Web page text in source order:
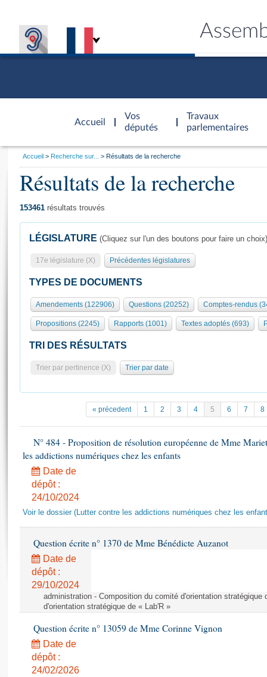
Accueil
d'accueil
Vos
députés
Travaux
parlementaires
Présidence
577 députés
Groupes politiques
Séance publique
Commissions et autres organes
Europe et International
Pétitions
Projets de loi
Propositions de loi
Amendements
Textes adoptés
Rapports législatifs
Rapports sur l'application des lois
Baromètre de l’application des lois
Dossiers législatifs
Budget et sécurité sociale
Questions écrites et orales
Comptes rendus des débats
Général
Rôle et pouvoirs de l'Assemblée
Organisation de l'Assemblée
Présidence Conférence des Présidents Bureau Collège des
Statistiques et chiffres clés
Documents de référence
( Constitution | Règlement de l'Assemblée ... )
Juniors
Anciennes législatures
Liens vers les sites publics
Visiter l'Assemblée
Visite virtuelle du palais Bourbon
Assister à une séance
La Bibliothèque
Contacts et plan d'accès
Photos libres de droit
Vous
Accueil Recherche sur... Résultats de la recherche
Résultats de la recherche
153461 résultats trouvés
LÉGISLATURE (Cliquez sur l'un des boutons pour faire un choix)
17e législature (X) Précédentes législatures
TYPES DE DOCUMENTS
Amendements (122906) Questions (20252) Comptes-rendus
Propositions (2245) Rapports (1001) Textes adoptés (693)
TRI DES RÉSULTATS
Trier par pertinence (X) Trier par date
« précedent 1 2 3 4 5 6 7 8
N° 484 - Proposition de résolution européenne de Mme
les addictions numériques chez les enfants
Date de
dépôt :
24/10/2024
Voir le dossier (Lutter contre les addictions numériques chez les
Question écrite n° 1370 de Mme Bénédicte Auzanot
Date de
dépôt :
29/10/2024
administration - Composition du comité d'orientation stratégique
d'orientation stratégique de « Lab'R »
Question écrite n° 13059 de Mme Corinne Vignon
Date de
dépôt :
24/02/2026